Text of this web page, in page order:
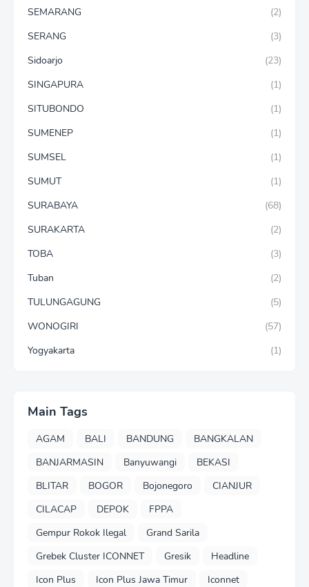
SEMARANG
(2)
SERANG
(3)
Sidoarjo
(23)
SINGAPURA
(1)
SITUBONDO
(1)
SUMENEP
(1)
SUMSEL
(1)
SUMUT
(1)
SURABAYA
(68)
SURAKARTA
(2)
TOBA
(3)
Tuban
(2)
TULUNGAGUNG
(5)
WONOGIRI
(57)
Yogyakarta
(1)
Main Tags
AGAM BALI BANDUNG
BANGKALAN
BANJARMASIN
Banyuwangi
BEKASI
BLITAR
BOGOR Bojonegoro
CIANJUR
CILACAP
DEPOK
FPPA
Gempur Rokok Ilegal
Grand Sarila
Grebek Cluster ICONNET
Gresik
Headline
Icon Plus
Icon Plus Jawa Timur
Iconnet